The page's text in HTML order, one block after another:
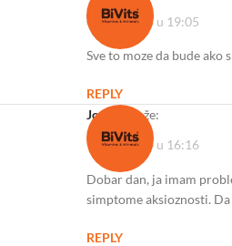
06/10/2023 u 19:05
Sve to moze da bude
REPLY
Jovana
kaže:
12/03/2024 u 16:16
Dobar dan, ja imam
simptome aksioznosti.
REPLY